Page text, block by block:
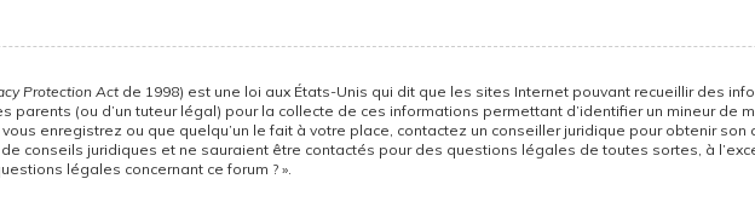
Protection Actde 1998) est une loi aux États-Unis qui dit que les sites Internet pouvant recueillir des
parents (ou d’un tuteur légal) pour la collecte de ces informations permettant d’identifier un mineur de
enregistrez ou que quelqu’un le fait à votre place, contactez un conseiller juridique pour obtenir
conseils juridiques et ne sauraient être contactés pour des questions légales de toutes sortes, à
légales concernant ce forum ? ».